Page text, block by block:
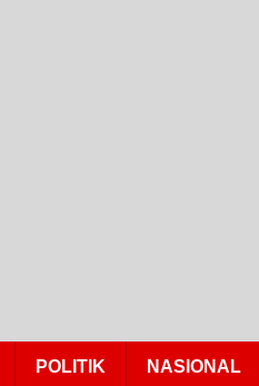
POLITIK NASIONAL